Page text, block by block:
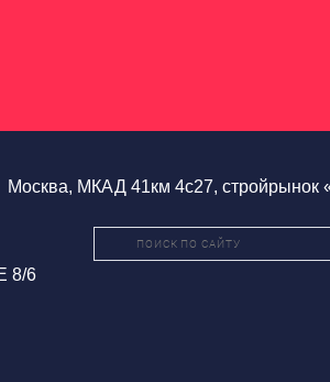
Москва, МКАД 41км 4с27, стройрынок
8/6